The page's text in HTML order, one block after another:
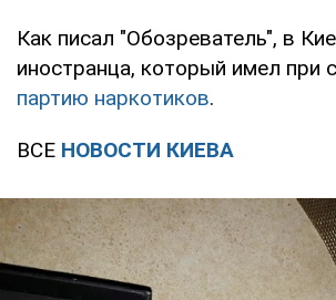
Как писал "Обозреватель", в
иностранца, который имел при
партию наркотиков.
ВСЕ НОВОСТИ КИЕВА